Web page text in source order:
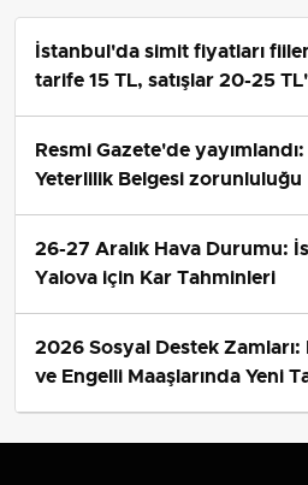
İstanbul'da simit fiyatları
tarife 15 TL, satışlar 20-25
Resmi Gazete'de
Yeterlilik Belgesi zorunluluğu
26-27 Aralık Hava Durumu:
Yalova için Kar Tahminleri
2026 Sosyal Destek Zamları:
ve Engelli Maaşlarında Yeni